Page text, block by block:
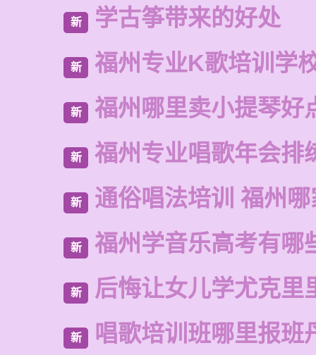
新 学古筝带来的好处
新 福州专业K歌培训学
新 福州哪里卖小提琴好
新 福州专业唱歌年会排
新 通俗唱法培训 福州
新 福州学音乐高考有哪
新 后悔让女儿学尤克里
新 唱歌培训班哪里报班